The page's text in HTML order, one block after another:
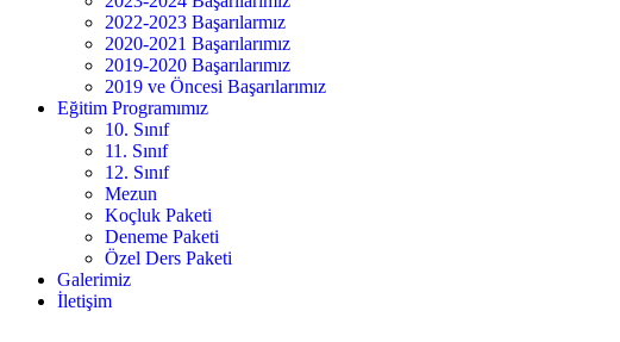
2022-2023 Başarılarmız
2020-2021 Başarılarımız
2019-2020 Başarılarımız
2019 ve Öncesi Başarılarımız
Eğitim Programımız
10. Sınıf
11. Sınıf
12. Sınıf
Mezun
Koçluk Paketi
Deneme Paketi
Özel Ders Paketi
Galerimiz
İletişim